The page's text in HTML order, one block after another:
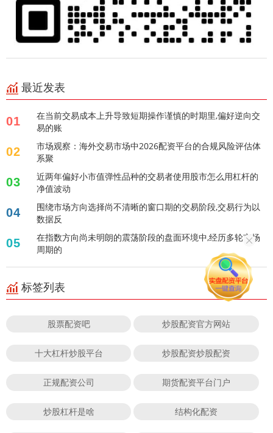
最近发表
01
在当前交易成本上升导致短期操作谨慎的时期里,偏好逆向交
易的账
02
市场观察：海外交易市场中2026配资平台的合规风险评估体
系聚
03
近两年偏好小市值弹性品种的交易者使用股市怎么用杠杆的
净值波动
04
围绕市场方向选择尚不清晰的窗口期的交易阶段,交易行为以
数据反
05
在指数方向尚未明朗的震荡阶段的盘面环境中,经历多轮市场
周期的
标签列表
股票配资吧 炒股配资官方网站
十大杠杆炒股平台 炒股配资炒股配资
正规配资公司 期货配资平台门户
炒股杠杆是啥 结构化配资